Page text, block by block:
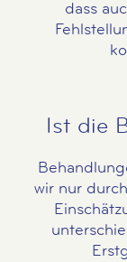
dass
Ist die
wir nur